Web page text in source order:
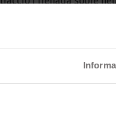
materials d'alta
obertes o
2, els conductors
i fiables del mercat,